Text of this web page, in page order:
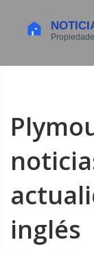
inglés